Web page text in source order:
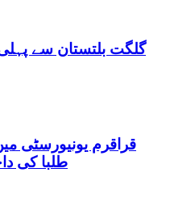
گلگت بلتستان سے
طلبا کی